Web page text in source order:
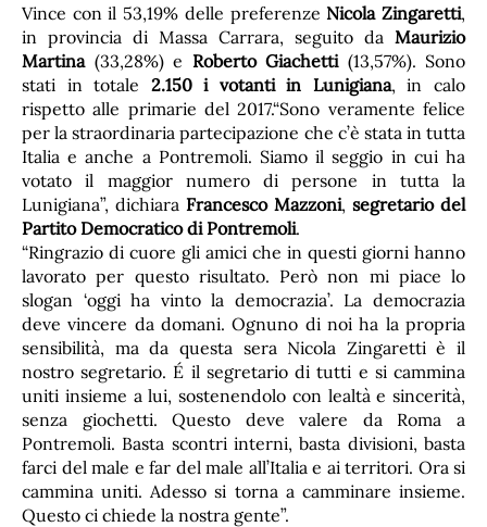
Vince con il 53,19% delle preferenze Nicola Zingaretti,
in provincia di Massa Carrara, seguito da Maurizio
Martina(33,28%) e Roberto Giachetti(13,57%). Sono
stati in totale 2.150 i votanti in Lunigiana, in calo
rispetto alle primarie del 2017.“Sono veramente felice
per la straordinaria partecipazione che c’è stata in tutta
Italia e anche a Pontremoli. Siamo il seggio in cui ha
votato il maggior numero di persone in tutta la
Lunigiana”, dichiara Francesco Mazzoni, segretario del
Partito Democratico di Pontremoli.
“Ringrazio di cuore gli amici che in questi giorni hanno
lavorato per questo risultato. Però non mi piace lo
slogan ‘oggi ha vinto la democrazia’. La democrazia
deve vincere da domani. Ognuno di noi ha la propria
sensibilità, ma da questa sera Nicola Zingaretti è il
nostro segretario. É il segretario di tutti e si cammina
uniti insieme a lui, sostenendolo con lealtà e sincerità,
senza giochetti. Questo deve valere da Roma a
Pontremoli. Basta scontri interni, basta divisioni, basta
farci del male e far del male all’Italia e ai territori. Ora si
cammina uniti. Adesso si torna a camminare insieme.
Questo ci chiede la nostra gente”.